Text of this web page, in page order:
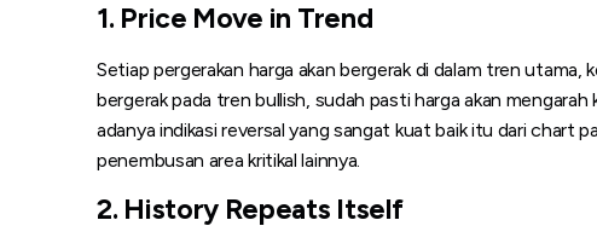
1. Price Move in Trend
Setiap pergerakan harga akan bergerak di dalam tren utama,
bergerak pada tren bullish, sudah pasti harga akan mengarah
adanya indikasi reversal yang sangat kuat baik itu dari chart
penembusan area kritikal lainnya.
2. History Repeats Itself